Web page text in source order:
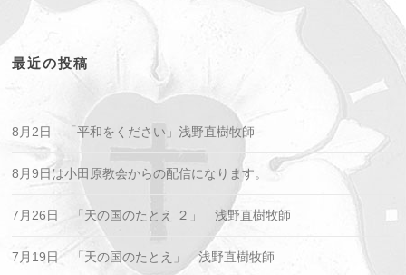
最近の投稿
8月2日 「平和をください」浅野直樹牧師
8月9日は小田原教会からの配信になります。
7月26日 「天の国のたとえ ２」 浅野直樹牧師
7月19日 「天の国のたとえ」 浅野直樹牧師